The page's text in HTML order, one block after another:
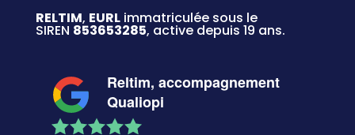
RELTIM, EURLimmatriculée sous le
SIREN 853653285, active depuis 19 ans.
Reltim, accompagnement
Qualiopi